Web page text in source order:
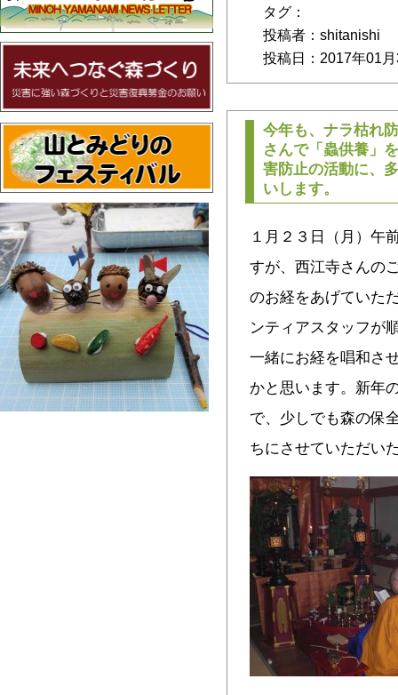
タグ：
投稿者：shitanishi
投稿日：2017年01
今年も、ナラ枯れ
さんで「蟲供養」
害防止の活動に、
いします。
１月２３日（月）午
すが、西江寺さんの
のお経をあげていた
ンティアスタッフが
一緒にお経を唱和さ
かと思います。新年
で、少しでも森の保
ちにさせていただい